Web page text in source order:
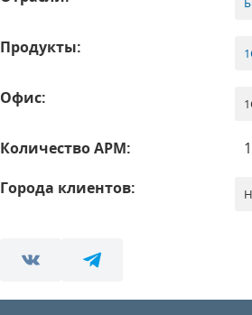
Продукты:
Офис:
Количество АРМ:
1
Города клиентов: